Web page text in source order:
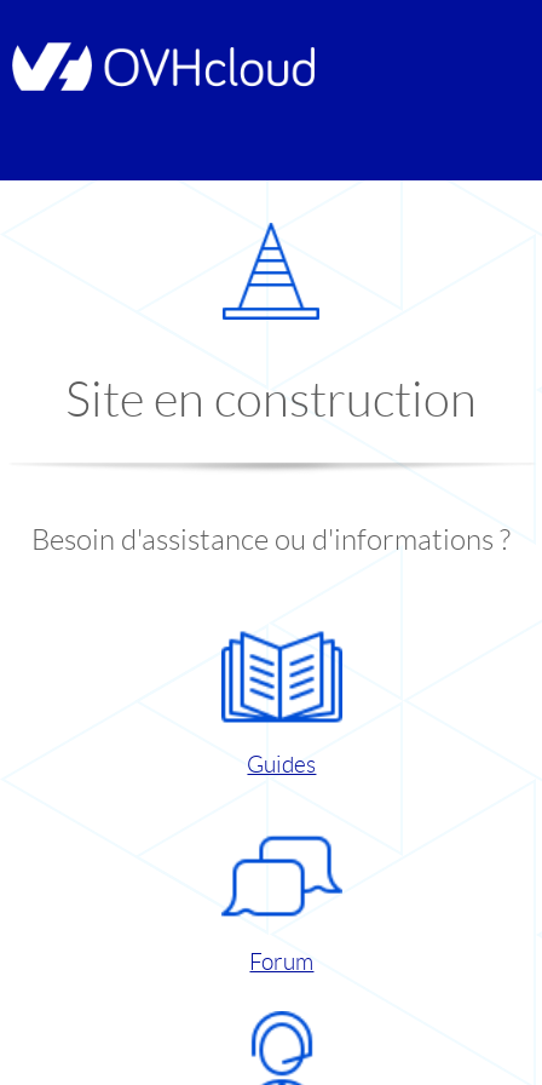
Site en construction
Besoin d'assistance ou d'informations ?
Guides
Forum